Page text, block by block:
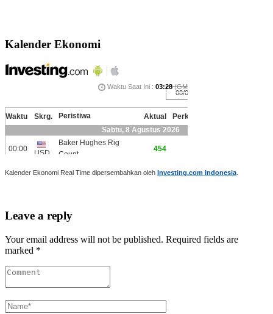
Kalender Ekonomi
Kalender Ekonomi Real Time dipersembahkan oleh Investing.com Indonesia
Leave a reply
Your email address will not be published. Required fields are
marked *